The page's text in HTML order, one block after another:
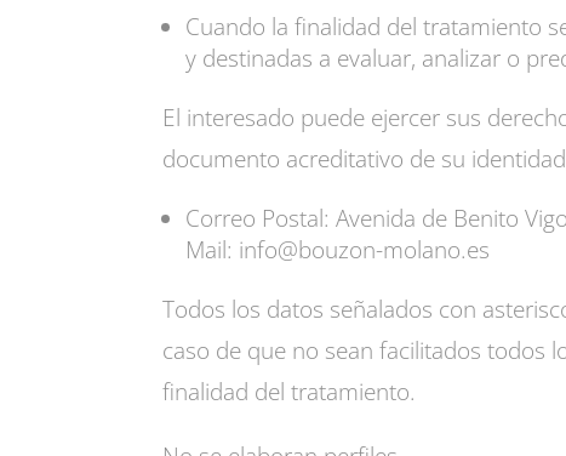
Cuando la finalidad del tratamiento
y destinadas a evaluar, analizar o
El interesado puede ejercer sus
documento acreditativo de su
Correo Postal: Avenida de Benito
Mail: info@bouzon-molano.es
Todos los datos señalados con
caso de que no sean facilitados todos
finalidad del tratamiento.